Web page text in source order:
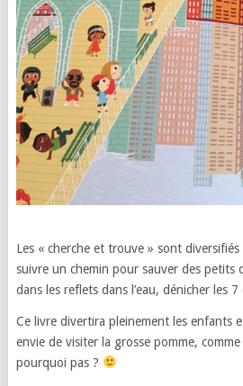
Les « cherche et trouve » sont
suivre un chemin pour sauver des petits
dans les reflets dans l’eau, dénicher les 7
Ce livre divertira pleinement les enfants
envie de visiter la grosse pomme,
pourquoi pas ?